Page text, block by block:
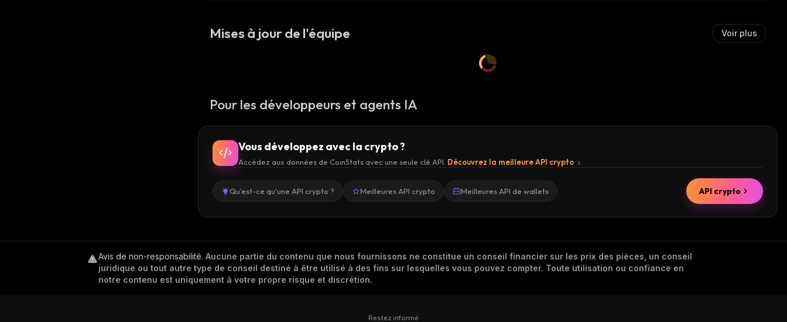
Mises à jour de l'équipe Voir plus
Pour les développeurs et agents IA
Vous développez avec la crypto ?
Accédez aux données de CoinStats avec une seule clé API. Découvrez la meilleure API crypto
Qu'est-ce qu'une API crypto ? Meilleures API crypto Meilleures API de wallets API crypto
Avis de non-responsabilité. Aucune partie du contenu que nous fournissons ne constitue un conseil financier sur les prix des pièces, un conseil
juridique ou tout autre type de conseil destiné à être utilisé à des fins sur lesquelles vous pouvez compter. Toute utilisation ou confiance en
notre contenu est uniquement à votre propre risque et discrétion.
Restez informé